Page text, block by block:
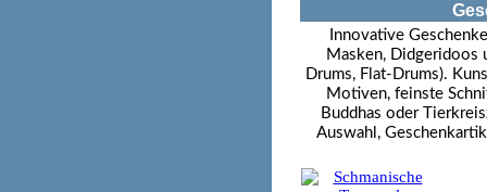
Innovative
Masken, Didgeridoos
Drums, Flat-Drums).
Motiven, feinste
Buddhas oder
Auswahl,